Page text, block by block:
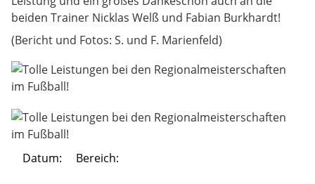
beiden Trainer Nicklas Welß und Fabian Burkhardt!
(Bericht und Fotos: S. und F. Marienfeld)
Datum: Bereich: